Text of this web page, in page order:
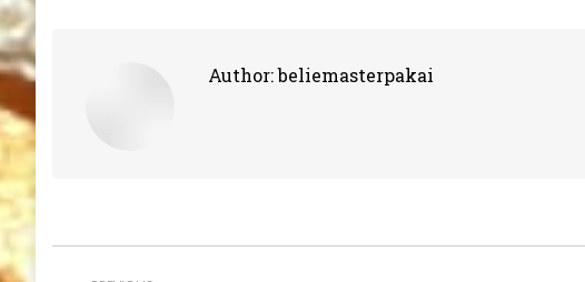
Author:beliemasterpakai